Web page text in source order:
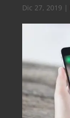
Dic 27, 2019 |